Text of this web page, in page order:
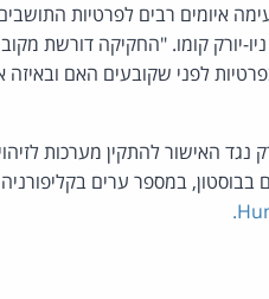
איומים רבים לפרטיות
יורק קומו. "החקיקה דורשת
לפני שקובעים האם ובאיזה
האישור להתקין מערכות
במספר ערים